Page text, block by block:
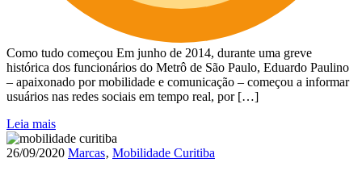
Como tudo começou Em junho de 2014, durante uma greve
histórica dos funcionários do Metrô de São Paulo, Eduardo Paulino
– apaixonado por mobilidade e comunicação – começou a informar
usuários nas redes sociais em tempo real, por […]
Leia mais
26/09/2020 Marcas‚ Mobilidade Curitiba